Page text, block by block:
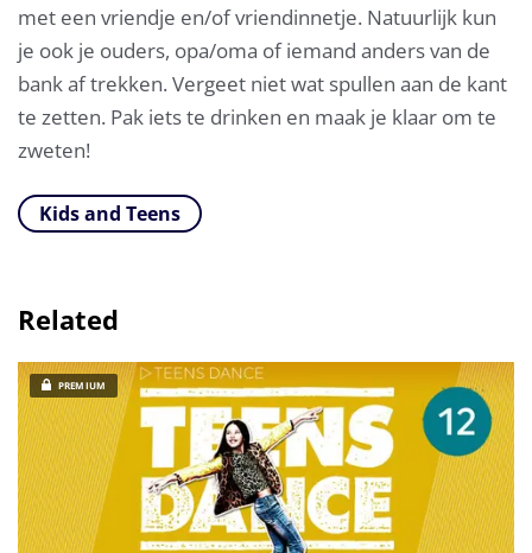
met een vriendje en/of vriendinnetje. Natuurlijk kun
je ook je ouders, opa/oma of iemand anders van de
bank af trekken. Vergeet niet wat spullen aan de kant
te zetten. Pak iets te drinken en maak je klaar om te
zweten!
Kids and Teens
Related
PREMIUM